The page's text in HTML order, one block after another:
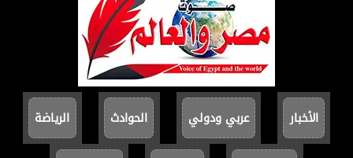
الأخبار عربي ودولي الحوادث الرياضة